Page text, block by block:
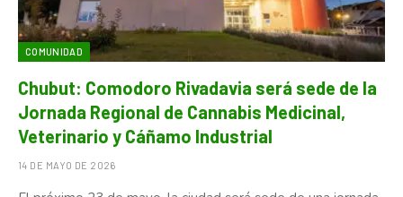
COMUNIDAD
Chubut: Comodoro Rivadavia será sede de la
Jornada Regional de Cannabis Medicinal,
Veterinario y Cáñamo Industrial
14 DE MAYO DE 2026